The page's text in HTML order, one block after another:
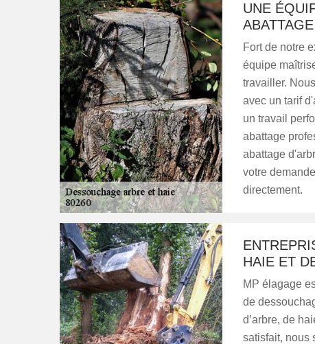
UNE
ABATTAGE
Fort de notre
équipe
travailler.
avec un tarif
un travail
abattage
abattage
votre
directement.
HAIE ET
MP élagage
de
d’arbre, de
satisfait, nous